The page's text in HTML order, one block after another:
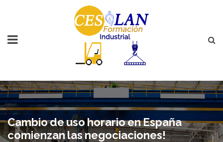
Cambio de uso horario en España
comienzan las negociaciones!